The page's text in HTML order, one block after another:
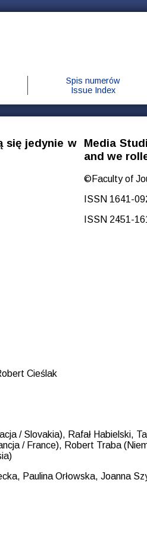
Spis numerów
Issue Index
się jedynie w
Media
and we
©Faculty of
ISSN 1641-
ISSN 2451-
Cieślak
/ Slovakia), Rafał Habielski,
/ France), Robert Traba
Paulina Orłowska, Joanna